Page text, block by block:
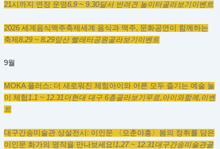
21시까지 연장 운영6.9 ~ 9.30달서 반려견 놀이터골라보기이벤트
2026 세계음식맥주축제 세계 음식과 맥주, 문화공연이 함께하는
축제 8.29 ~ 8.29앞산 빨래터공원골라보기이벤트
9월
MOKA 플러스: 더 새로워진 체험아이와 어른 모두 즐기는 예술 놀
이 체험1.1 ~ 12.31더현대 대구 6층골라보기무료,아이와함께,이벤
트
대구간송미술관 상설전시: 이인문 〈모춘야흥〉 봄의 정취를 담은
이인문 화가의 명작을 만나보세요!1.27 ~ 12.31대구간송미술관골